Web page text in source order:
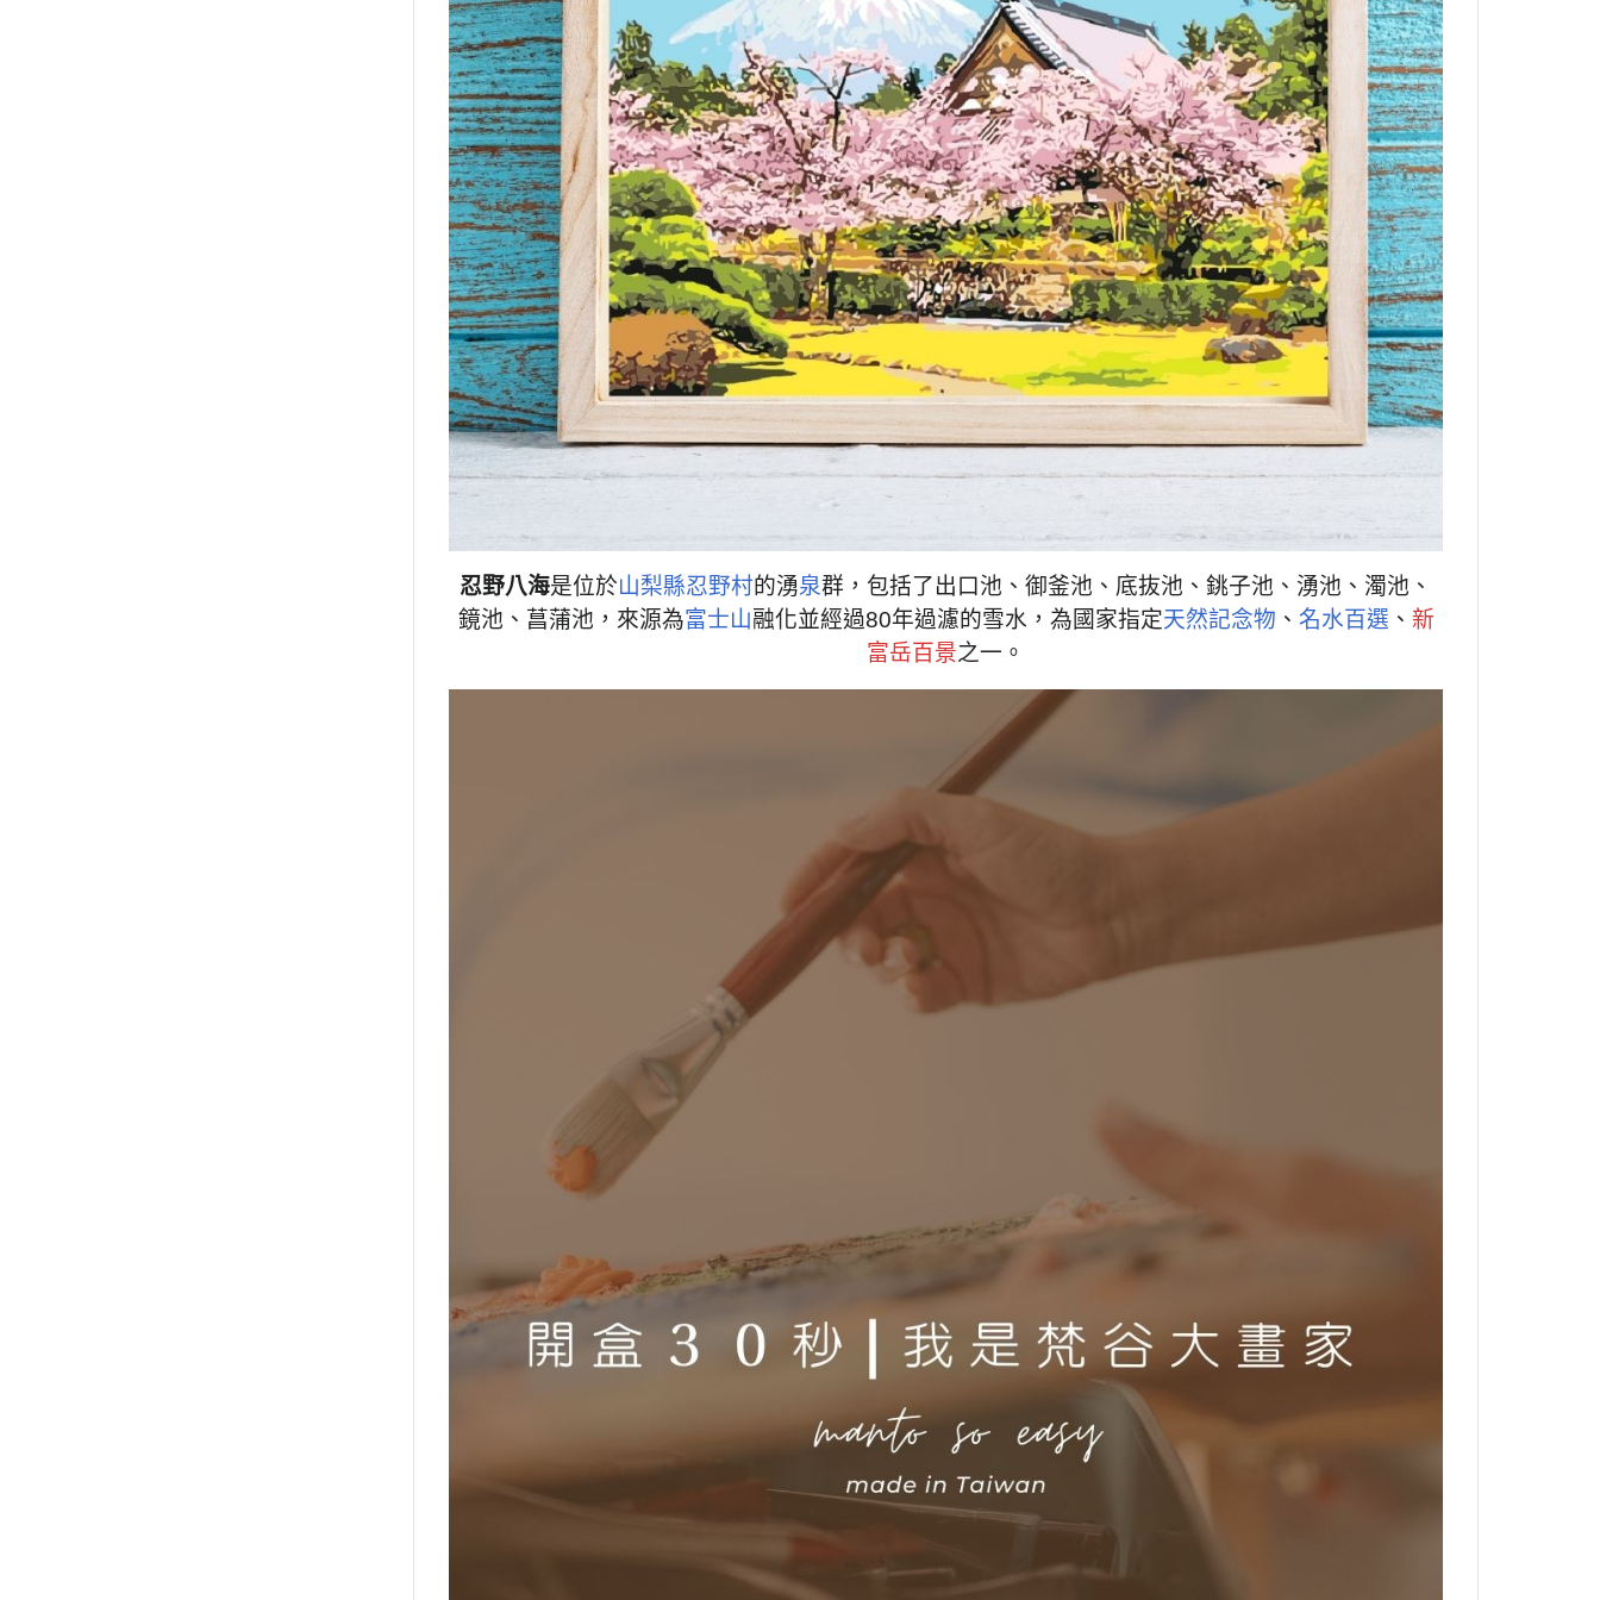
忍野八海是位於山梨縣忍野村的湧泉群，包括了出口池、御釜池、底抜池、銚子池、湧池、濁池、
鏡池、菖蒲池，來源為富士山融化並經過80年過濾的雪水，為國家指定天然記念物 、 名水百選 、 新
富岳百景之一。